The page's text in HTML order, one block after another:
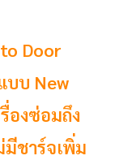
Door
บบ New
องซ่อมถึง
ชาร์จเพิ่ม